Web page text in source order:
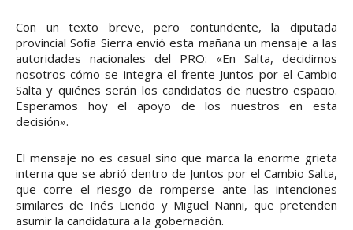
Con un texto breve, pero contundente, la diputada
provincial Sofía Sierra envió esta mañana un mensaje a las
autoridades nacionales del PRO: «En Salta, decidimos
nosotros cómo se integra el frente Juntos por el Cambio
Salta y quiénes serán los candidatos de nuestro espacio.
Esperamos hoy el apoyo de los nuestros en esta
decisión».
El mensaje no es casual sino que marca la enorme grieta
interna que se abrió dentro de Juntos por el Cambio Salta,
que corre el riesgo de romperse ante las intenciones
similares de Inés Liendo y Miguel Nanni, que pretenden
asumir la candidatura a la gobernación.